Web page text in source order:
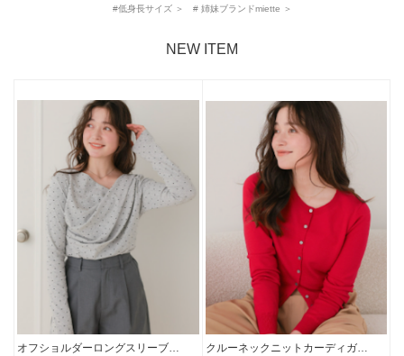
#低身長サイズ ＞ # 姉妹ブランドmiette ＞
NEW ITEM
オフショルダーロングスリーブ…
クルーネックニットカーディガ…